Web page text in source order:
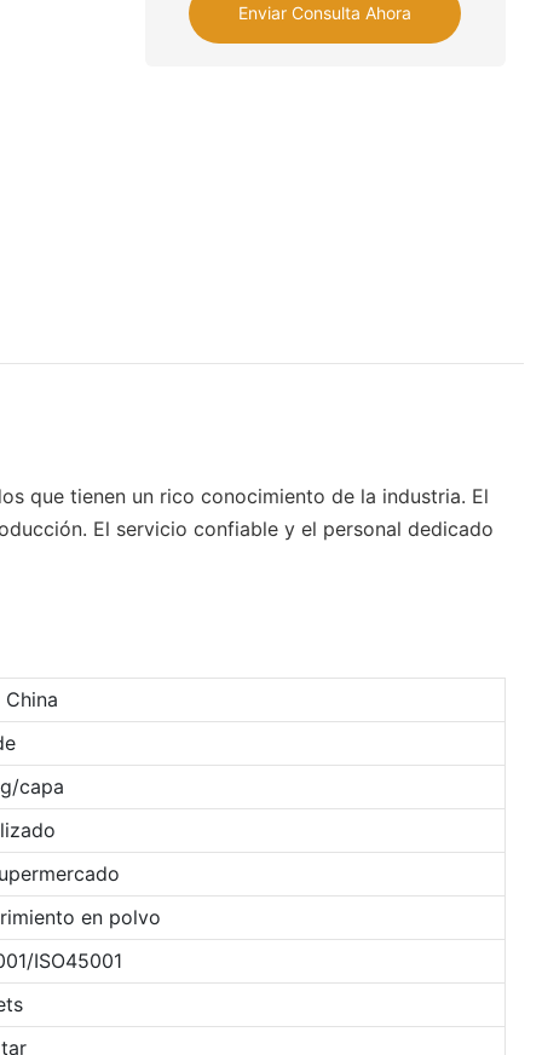
Enviar Consulta Ahora
que tienen un rico conocimiento de la industria. El
El servicio confiable y el personal dedicado
China
capa
en polvo
ISO45001